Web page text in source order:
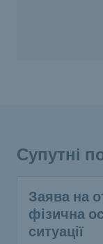
Супутні
Заява на
фізична
ситуації